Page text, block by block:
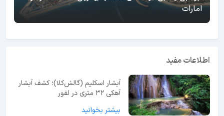
امارات
اطلاعات مفید
آبشار اسکلیم (گالش‌کلا)؛ کشف آبشار
آهکی ۳۲ متری در لفور
بیشتر بخوانید